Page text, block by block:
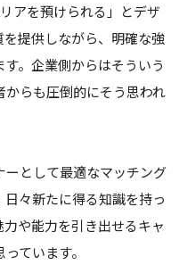
アを預けられる」とデザ
提供しながら、明確な強
。企業側からはそういう
らも圧倒的にそう思われ
として最適なマッチング
々新たに得る知識を持っ
や能力を引き出せるキャ
ています。